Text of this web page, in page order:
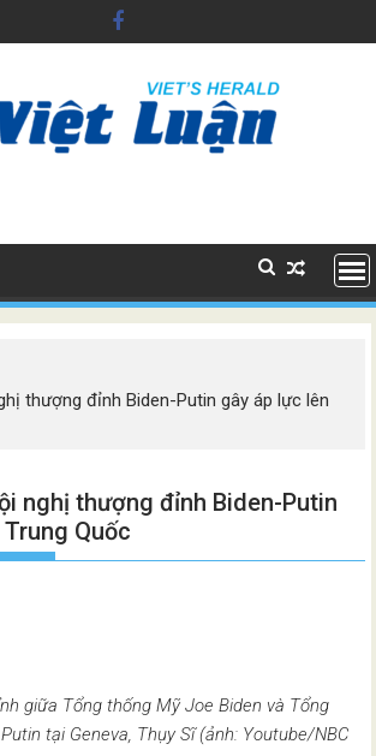
thượng đỉnh Biden-Putin gây áp lực lên
nghị thượng đỉnh Biden-Putin
Quốc
giữa Tổng thống Mỹ Joe Biden và Tổng
tại Geneva, Thụy Sĩ (ảnh: Youtube/NBC